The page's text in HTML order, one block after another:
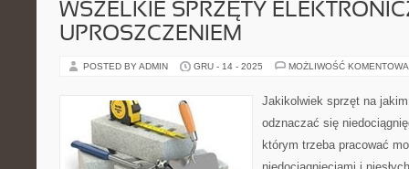
WSZELKIE SPRZĘTY
UPROSZCZENIEM
POSTED BY ADMIN GRU - 14 - 2025 MOŻLIWOŚĆ
Jakikolwiek sprzęt na
odznaczać się
którym trzeba pracować